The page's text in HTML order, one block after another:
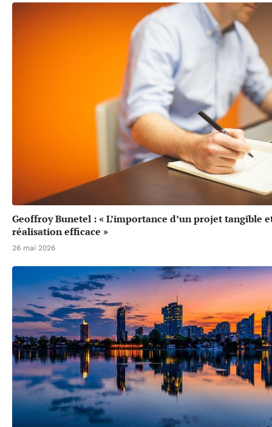
Geoffroy Bunetel : « L’importance d’un projet tangible
réalisation efficace »
26 mai 2026